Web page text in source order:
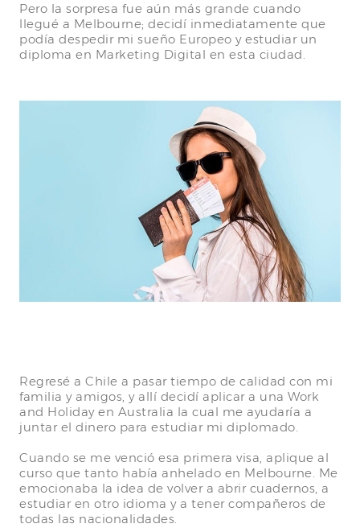
Pero la sorpresa fue aún más grande cuando
llegué a Melbourne; decidí inmediatamente que
podía despedir mi sueño Europeo y estudiar un
diploma en Marketing Digital en esta ciudad.
Regresé a Chile a pasar tiempo de calidad con mi
familia y amigos, y allí decidí aplicar a una Work
and Holiday en Australia la cual me ayudaría a
juntar el dinero para estudiar mi diplomado.
Cuando se me venció esa primera visa, aplique al
curso que tanto había anhelado en Melbourne. Me
emocionaba la idea de volver a abrir cuadernos, a
estudiar en otro idioma y a tener compañeros de
todas las nacionalidades.